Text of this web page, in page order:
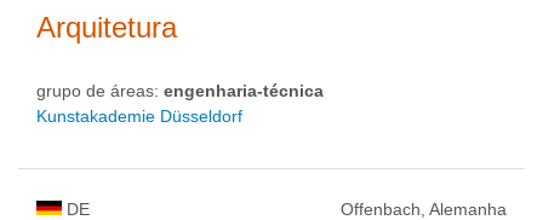
tipo de universidade
status de universidade
Arquitetura
grupo de áreas: engenharia-técnica
Kunstakademie Düsseldorf
DE Offenbach, Alemanha